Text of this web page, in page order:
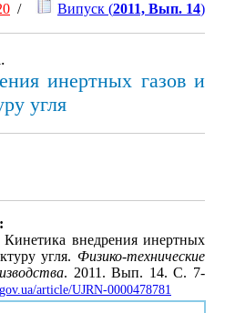
/ Випуск (2011, Вып. 14)
инертных газов и
угля
внедрения инертных
угля. Физико-технические
. 2011. Вып. 14. С. 7-
article/UJRN-0000478781